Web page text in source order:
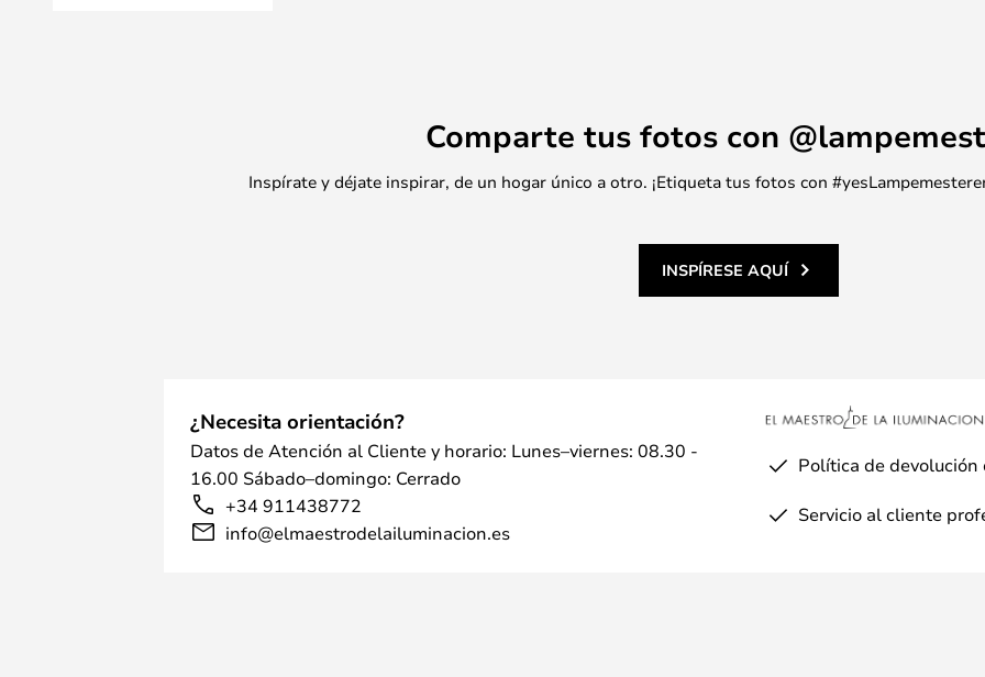
Comparte tus fotos con
Inspírate y déjate inspirar, de un hogar único a otro. ¡Etiqueta tus fotos con
INSPÍRESE AQUÍ
¿Necesita orientación?
Datos de Atención al Cliente y horario: Lunes–viernes: 08.30 -
16.00 Sábado–domingo: Cerrado
+34 911438772
info@elmaestrodelailuminacion.es
Política de devolución
Servicio al cliente